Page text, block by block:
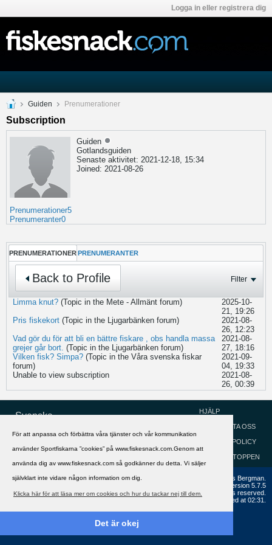
För att anpassa och förbättra våra tjänster och vår kommunikation
använder Sportfiskarna ”cookies” på www.fiskesnack.com.Genom att
använda dig av www.fiskesnack.com så godkänner du detta. Vi säljer
självklart inte vidare någon information om dig.
Klicka här för att läsa mer om cookies och hur du tackar nej till dem.
Det är okej
Logga in eller registrera dig
Guiden Prenumerationer
Subscription
Guiden
Gotlandsguiden
Senaste aktivitet: 2021-12-18, 15:34
Joined: 2021-08-26
Prenumerationer5
Prenumeranter0
PRENUMERATIONER PRENUMERANTER
Back to Profile Filter
Limma knut? (Topic in the Mete - Allmäntforum)
2025-10-
21, 19:26
Pris fiskekort (Topic in the Ljugarbänkenforum)
2021-08-
26, 12:23
Vad gör du för att bli en bättre fiskare , obs handla massa
grejer går bort. (Topic in the Ljugarbänkenforum)
2021-08-
27, 18:16
Vilken fisk? Simpa? (Topic in the Våra svenska fiskar
forum)
2021-09-
04, 19:33
Unable to view subscription
2021-08-
26, 00:39
Svenska HJÄLP
KONTAKTA OSS
COOKIEPOLICY
GÅ TILL TOPPEN
Copyright ©2002 - 2021, FiskeSnack.com. Grundad 2002 av Anders Bergman.
Version 5.7.5
Copyright © 2026 MH Sub I, LLC dba vBulletin. All rights reserved.
All times are GMT+1. This page was generated at 02:31.